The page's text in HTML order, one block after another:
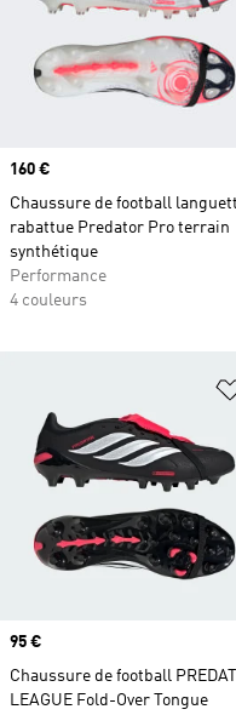
Prix
160 €
Chaussure de football
rabattue Predator Pro terrain
synthétique
Performance
4 couleurs
Prix
95 €
Chaussure de football
LEAGUE Fold-Over Tongue